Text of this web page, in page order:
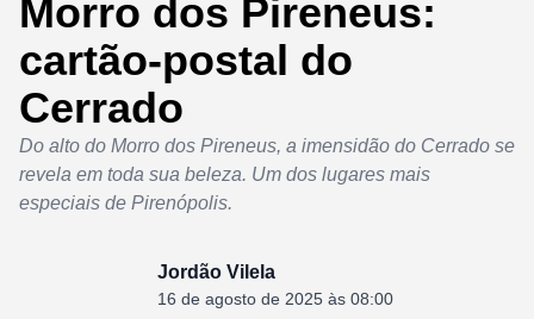
Morro dos Pireneus:
cartão-postal do
Cerrado
Do alto do Morro dos Pireneus, a imensidão do Cerrado se
revela em toda sua beleza. Um dos lugares mais
especiais de Pirenópolis.
Jordão Vilela
16 de agosto de 2025 às 08:00